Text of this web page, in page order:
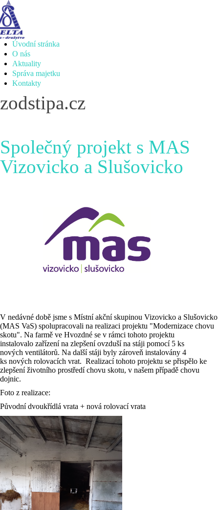
Úvodní stránka
O nás
Aktuality
Správa majetku
Kontakty
zodstipa.cz
Společný projekt s MAS
Vizovicko a Slušovicko
V nedávné době jsme s Místní akční skupinou Vizovicko a Slušovicko
(MAS VaS) spolupracovali na realizaci projektu "Modernizace chovu
skotu". Na farmě ve Hvozdné se v rámci tohoto projektu
instalovalo zařízení na zlepšení ovzduší na stáji pomocí 5 ks
nových ventilátorů. Na další stáji byly zároveň instalovány 4
ks nových rolovacích vrat. Realizací tohoto projektu se přispělo ke
zlepšení životního prostředí chovu skotu, v našem případě chovu
dojnic.
Foto z realizace:
Původní dvoukřídlá vrata + nová rolovací vrata